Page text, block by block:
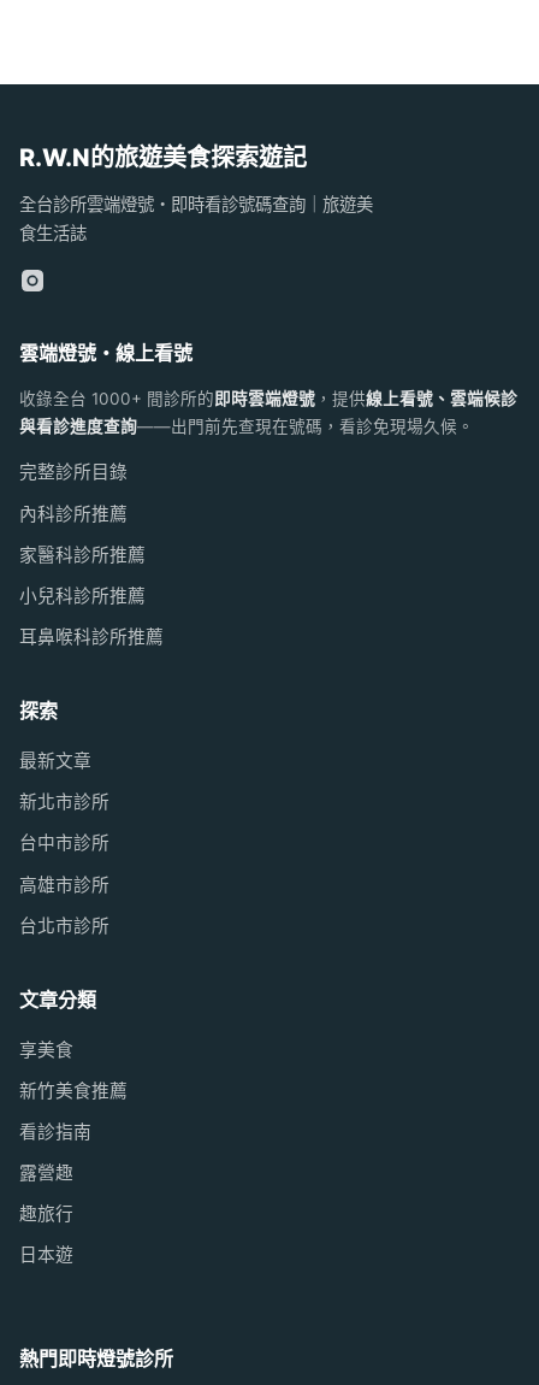
R.W.N的旅遊美食探索遊記
全台診所雲端燈號・即時看診號碼查詢｜旅遊美
食生活誌
雲端燈號・線上看號
收錄全台 1000+ 間診所的即時雲端燈號 ，提供線上看號、雲端候診
與看診進度查詢——出門前先查現在號碼，看診免現場久候。
完整診所目錄
內科診所推薦
家醫科診所推薦
小兒科診所推薦
耳鼻喉科診所推薦
探索
最新文章
新北市診所
台中市診所
高雄市診所
台北市診所
文章分類
享美食
新竹美食推薦
看診指南
露營趣
趣旅行
日本遊
熱門即時燈號診所